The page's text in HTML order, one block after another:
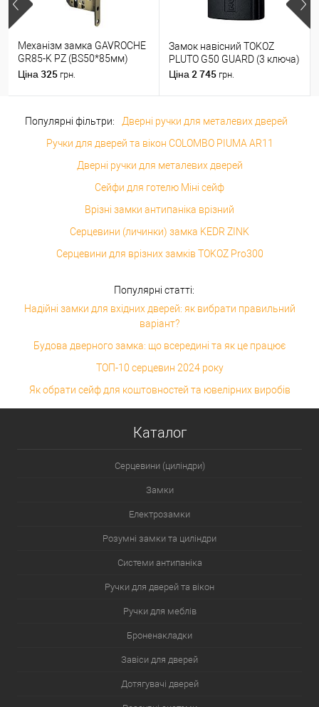
Механізм замка GAVROCHE
GR85-K PZ (BS50*85мм)
пласт.язичок AB бронза
Ціна 325 грн.
Замок навісний TOKOZ
PLUTO G50 GUARD (3 ключа)
Ціна 2 745 грн.
Популярні фільтри:
Дверні ручки для металевих дверей
Ручки для дверей та вікон COLOMBO PIUMA AR11
Дверні ручки для металевих дверей
Сейфи для готелю Міні сейф
Врізні замки антипаніка врізний
Серцевини (личинки) замка KEDR ZINK
Серцевини для врізних замків TOKOZ Pro300
Популярні статті:
Надійні замки для вхідних дверей: як вибрати правильний
варіант?
Будова дверного замка: що всередині та як це працює
ТОП-10 серцевин 2024 року
Як обрати сейф для коштовностей та ювелірних виробів
Каталог
Серцевини (циліндри)
Замки
Електрозамки
Розумні замки та циліндри
Системи антипаніка
Ручки для дверей та вікон
Ручки для меблів
Броненакладки
Завіси для дверей
Дотягувачі дверей